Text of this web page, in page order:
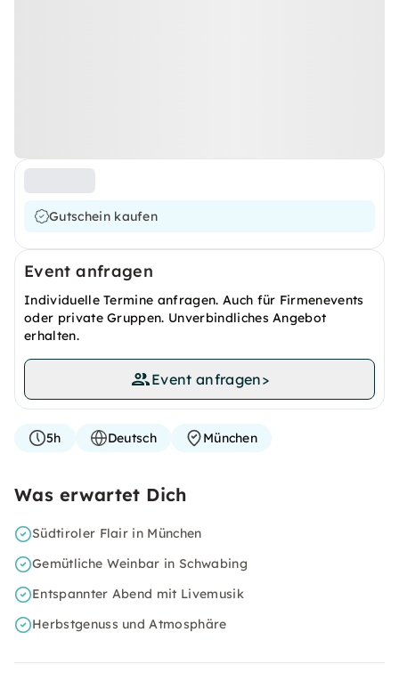
Gutschein kaufen
Event anfragen
Individuelle Termine anfragen. Auch für Firmenevents
oder private Gruppen. Unverbindliches Angebot
erhalten.
Event anfragen>
5h Deutsch München
Was erwartet Dich
Südtiroler Flair in München
Gemütliche Weinbar in Schwabing
Entspannter Abend mit Livemusik
Herbstgenuss und Atmosphäre